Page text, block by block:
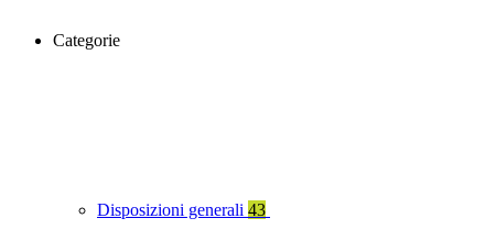
Categorie
Disposizioni generali 43